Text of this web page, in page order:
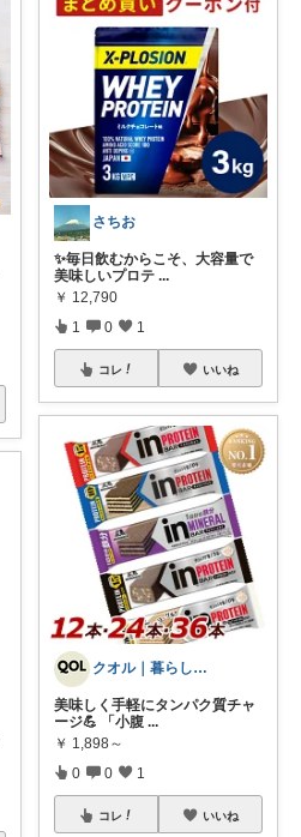
さちお
✨毎日飲むからこそ、大容量で
美味しいプロテ ...
￥ 12,790
1 0 1
コレ いいね
クオル｜暮らしの「質」爆上げ🈁
美味しく手軽にタンパク質チャ
ージ💪 「小腹 ...
￥ 1,898～
0 0 1
コレ いいね